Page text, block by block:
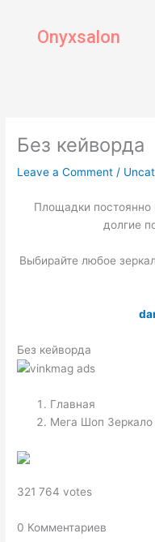
contentOnyxsalon
Без кейворда
Leave a Comment /
Площадки постоянно
долгие
Выбирайте любое
Без кейворда
Главная
Мега Шоп Зеркало
321 764 votes
0 Комментариев